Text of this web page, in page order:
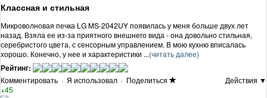
Классная и стильная
Микроволновая печка LG MS-2042UY появилась у меня больше двух лет
назад. Взяла ее из-за приятного внешнего вида - она довольно стильная,
серебристого цвета, с сенсорным управлением. В мою кухню вписалась
хорошо. Конечно, у нее и характеристики ...(читать далее)
Рейтинг:
Комментировать · Я использовал · Поделиться
Действия ▼
+45